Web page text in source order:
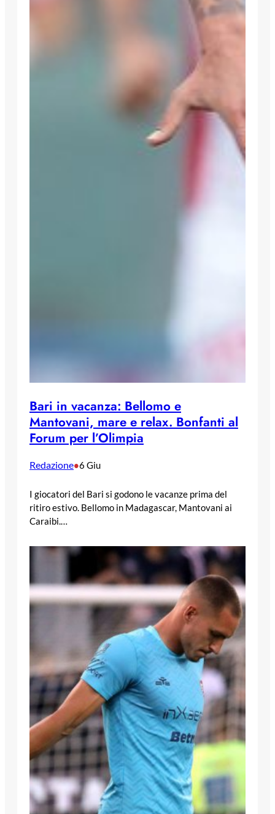
Bari in vacanza: Bellomo e
Mantovani, mare e relax. Bonfanti al
Forum per l’Olimpia
Redazione•6 Giu
I giocatori del Bari si godono le vacanze prima del
ritiro estivo. Bellomo in Madagascar, Mantovani ai
Caraibi.…